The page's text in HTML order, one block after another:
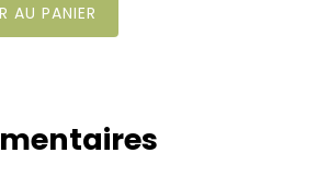
AU PANIER